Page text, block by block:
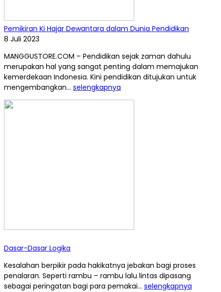
Pemikiran Ki Hajar Dewantara dalam Dunia Pendidikan
8 Juli 2023
MANGGUSTORE.COM – Pendidikan sejak zaman dahulu
merupakan hal yang sangat penting dalam memajukan
kemerdekaan Indonesia. Kini pendidikan ditujukan untuk
mengembangkan... selengkapnya
Dasar-Dasar Logika
Kesalahan berpikir pada hakikatnya jebakan bagi proses
penalaran. Seperti rambu – rambu lalu lintas dipasang
sebagai peringatan bagi para pemakai… selengkapnya